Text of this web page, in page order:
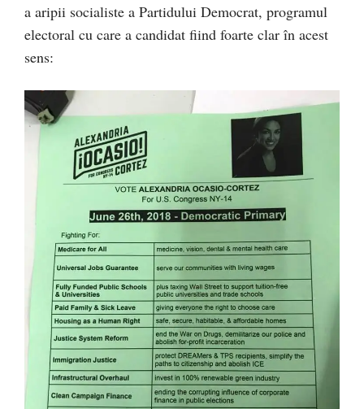
a aripii socialiste a Partidului Democrat, programul
electoral cu care a candidat fiind foarte clar în acest
sens: